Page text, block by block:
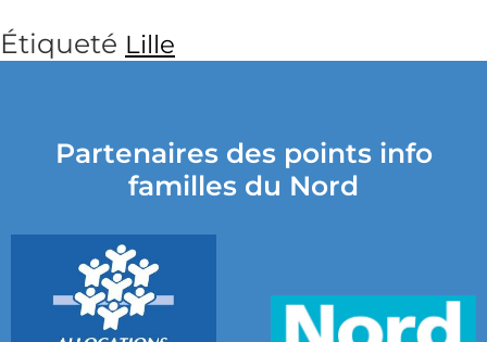
Étiqueté Lille
Partenaires des points info
familles du Nord